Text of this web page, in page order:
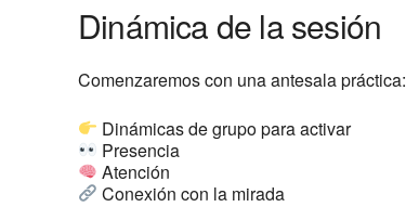
Dinámica de la sesión
Comenzaremos con una antesala práctica:
Dinámicas de grupo para activar
Presencia
Atención
Conexión con la mirada